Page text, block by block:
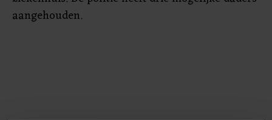
aangehouden.